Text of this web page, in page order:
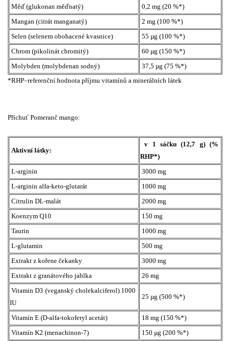
Měď (glukonan měďnatý)
0,2 mg (20 %*)
Mangan (citrát manganatý)
2 mg (100 %*)
Selen (selenem obohacené kvasnice)
55 µg (100 %*)
Chrom (pikolinát chromitý)
60 µg (150 %*)
Molybden (molybdenan sodný)
37,5 µg (75 %*)
*RHP–referenční hodnota příjmu vitamínů a minerálních látek
Příchuť Pomeranč mango:
Aktivní látky:
v 1 sáčku (12,7 g) (%
RHP*)
L-arginin
3000 mg
L-arginin alfa-keto-glutarát
1000 mg
Citrulin DL-malát
2000 mg
Koenzym Q10
150 mg
Taurin
1000 mg
L-glutamin
500 mg
Extrakt z kořene čekanky
3000 mg
Extrakt z granátového jablka
26 mg
Vitamin D3 (veganský cholekalciferol) 1000
IU
25 µg (500 %*)
Vitamín E (D-alfa-tokoferyl acetát)
18 mg (150 %*)
Vitamín K2 (menachinon-7)
150 µg (200 %*)